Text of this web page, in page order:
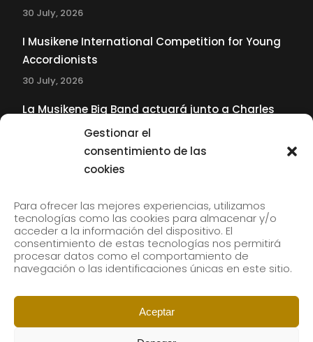
Gestionar el
consentimiento de las
cookies
Para ofrecer las mejores experiencias, utilizamos
tecnologías como las cookies para almacenar y/o
acceder a la información del dispositivo. El
consentimiento de estas tecnologías nos permitirá
procesar datos como el comportamiento de
navegación o las identificaciones únicas en este sitio.
Aceptar
30 July, 2026
I Musikene International Competition for Young
Accordionists
30 July, 2026
La Musikene Big Band actuará junto a Charles
Tolliver en el 61 Jazzaldia
Subscribe to our newsletter to receive our news by
email.